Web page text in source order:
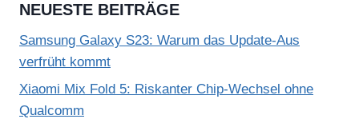
NEUESTE BEITRÄGE
Samsung Galaxy S23: Warum das Update-Aus
verfrüht kommt
Xiaomi Mix Fold 5: Riskanter Chip-Wechsel ohne
Qualcomm